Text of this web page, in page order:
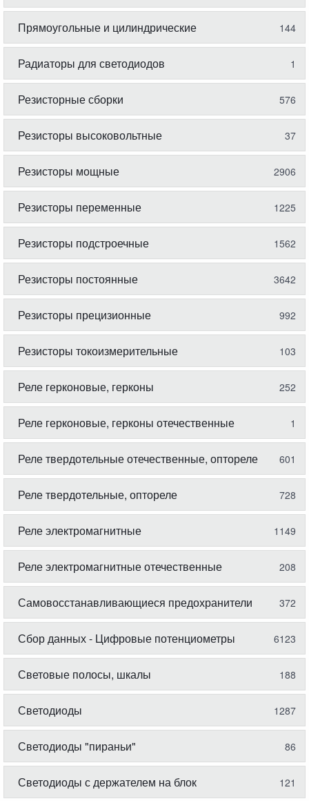
Прямоугольные и цилиндрические 144
Радиаторы для светодиодов 1
Резисторные сборки 576
Резисторы высоковольтные 37
Резисторы мощные 2906
Резисторы переменные 1225
Резисторы подстроечные 1562
Резисторы постоянные 3642
Резисторы прецизионные 992
Резисторы токоизмерительные 103
Реле герконовые, герконы 252
Реле герконовые, герконы отечественные 1
Реле твердотельные отечественные, оптореле 601
Реле твердотельные, оптореле 728
Реле электромагнитные 1149
Реле электромагнитные отечественные 208
Самовосстанавливающиеся предохранители 372
Сбор данных - Цифровые потенциометры 6123
Световые полосы, шкалы 188
Светодиоды 1287
Светодиоды "пираньи" 86
Светодиоды с держателем на блок 121